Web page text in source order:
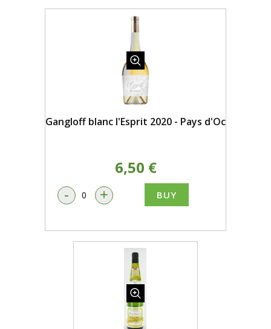
Gangloff blanc l'Esprit 2020 - Pays d'Oc
6,50 €
- + BUY